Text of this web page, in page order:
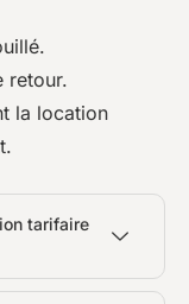
retour.
la location
tarifaire